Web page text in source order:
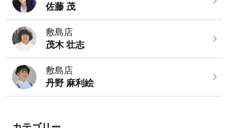
佐藤 茂
敷島店
茂木 壮志
敷島店
丹野 麻利絵